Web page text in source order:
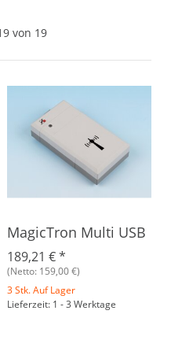
von 19
MagicTron Multi USB
189,21 €*
(Netto: 159,00 €)
3 Stk. Auf Lager
Lieferzeit: 1 - 3 Werktage